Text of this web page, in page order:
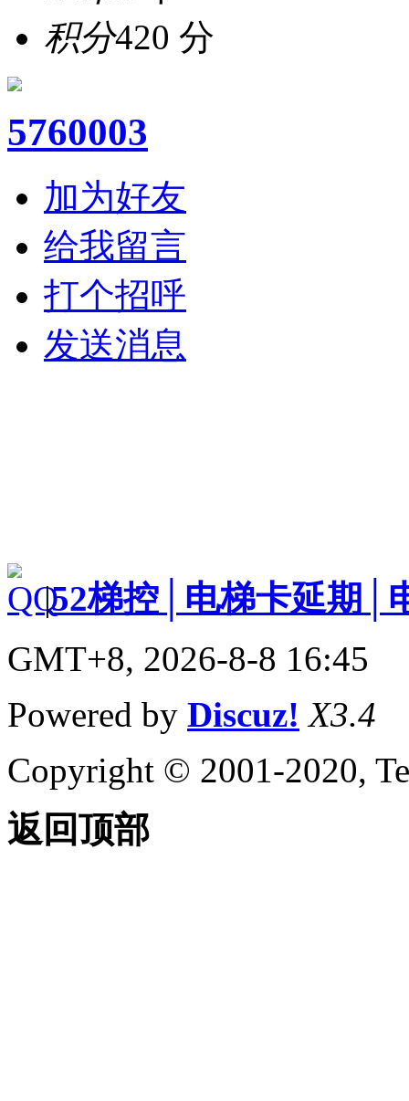
积分420 分
5760003
加为好友
给我留言
打个招呼
发送消息
|52梯控│电梯卡延期│
GMT+8, 2026-8-8 16:45
Powered by Discuz! X3.4
Copyright © 2001-2020,
返回顶部